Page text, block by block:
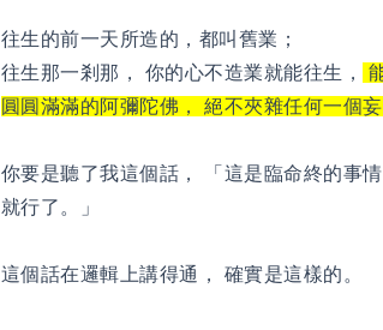
往生的前一天所造的，都叫舊業；
往生那一剎那， 你的心不造業就能往生，
圓圓滿滿的阿彌陀佛， 絕不夾雜任何一個
你要是聽了我這個話， 「這是臨命終的事
就行了。」
這個話在邏輯上講得通， 確實是這樣的。